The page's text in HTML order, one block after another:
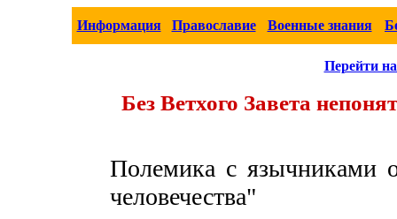
Информация Православие Военные знания
Перейти
Без Ветхого Завета
Полемика с язычниками
человечества"